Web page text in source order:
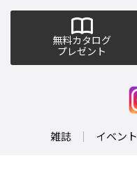
無料カタログ
プレゼント
雑誌 イベント